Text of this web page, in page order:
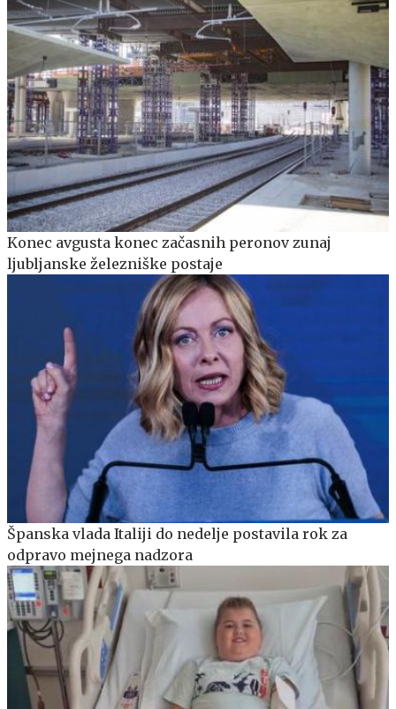
Konec avgusta konec začasnih peronov zunaj
ljubljanske železniške postaje
Španska vlada Italiji do nedelje postavila rok za
odpravo mejnega nadzora